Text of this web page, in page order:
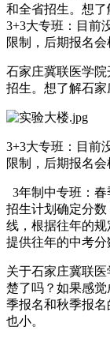
和全省招生。想了
3+3大专班：目前
限制，后期报名会
石家庄冀联医学
招生。想了解石家
3+3大专班：目前
限制，后期报名会
3年制中专班：
招生计划确定分
线，根据往年的
提供往年的中考分
关于石家庄冀联
楚了吗？如果感
季报名和秋季报
也小。